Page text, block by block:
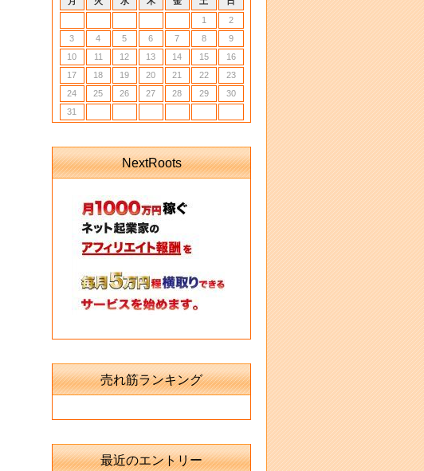
1
2
3
4 5 6 7 8
9
10
11 12 13 14 15
16
17
18 19 20 21 22
23
24
25 26 27 28 29
30
31
NextRoots
売れ筋ランキング
最近のエントリー